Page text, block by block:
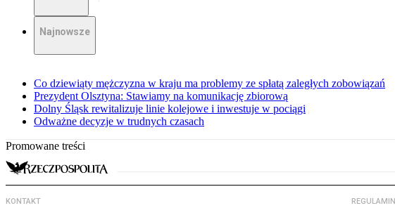
Najnowsze
Co dziewiąty mężczyzna w kraju ma problemy ze spłatą zaległych zobowiązań
Prezydent Olsztyna: Stawiamy na komunikację zbiorową
Dolny Śląsk rewitalizuje linie kolejowe i inwestuje w pociągi
Odważne decyzje w trudnych czasach
Promowane treści
KONTAKT REGULAMIN